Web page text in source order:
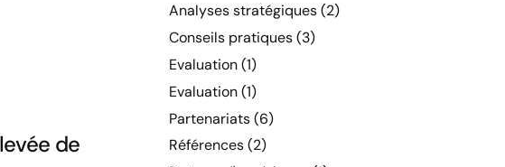
de
Analyses stratégiques(2)
Conseils pratiques(3)
Evaluation(1)
Evaluation(1)
Partenariats(6)
Références(2)